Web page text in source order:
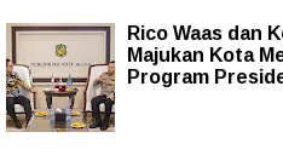
Rico Waas dan
Majukan Kota
Program